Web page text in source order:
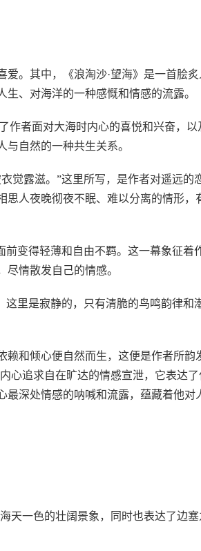
。其中，《浪淘沙·望海》是一首脍炙
、对海洋的一种感慨和情感的流露。
作者面对大海时内心的喜悦和兴奋，以
自然的一种共生关系。
觉露滋。”这里所写，是作者对遥远的
思人夜晚彻夜不眠、难以分离的情形，
前变得轻薄和自由不羁。这一幕象征着
情散发自己的情感。
里是寂静的，只有清脆的鸟鸣韵律和
赖和倾心便自然而生，这便是作者所韵
心追求自在旷达的情感宣泄，它表达了
最深处情感的呐喊和流露，蕴藏着他对
天一色的壮阔景象，同时也表达了边塞